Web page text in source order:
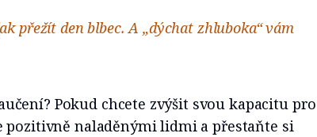
přežít den blbec. A „dýchat zhluboka“ vám
Pokud chcete zvýšit svou kapacitu pro
naladěnými lidmi a přestaňte si